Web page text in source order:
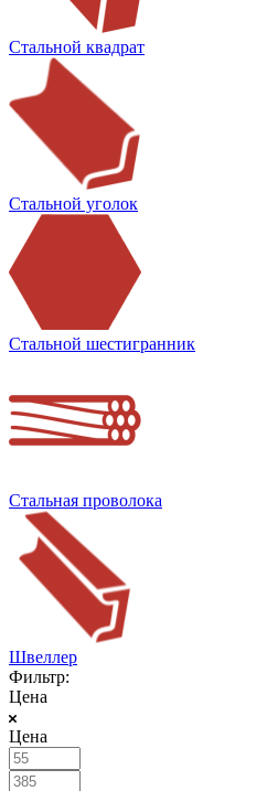
Стальной квадрат
Стальной уголок
Стальной шестигранник
Стальная проволока
Швеллер
Фильтр:
Цена
Цена